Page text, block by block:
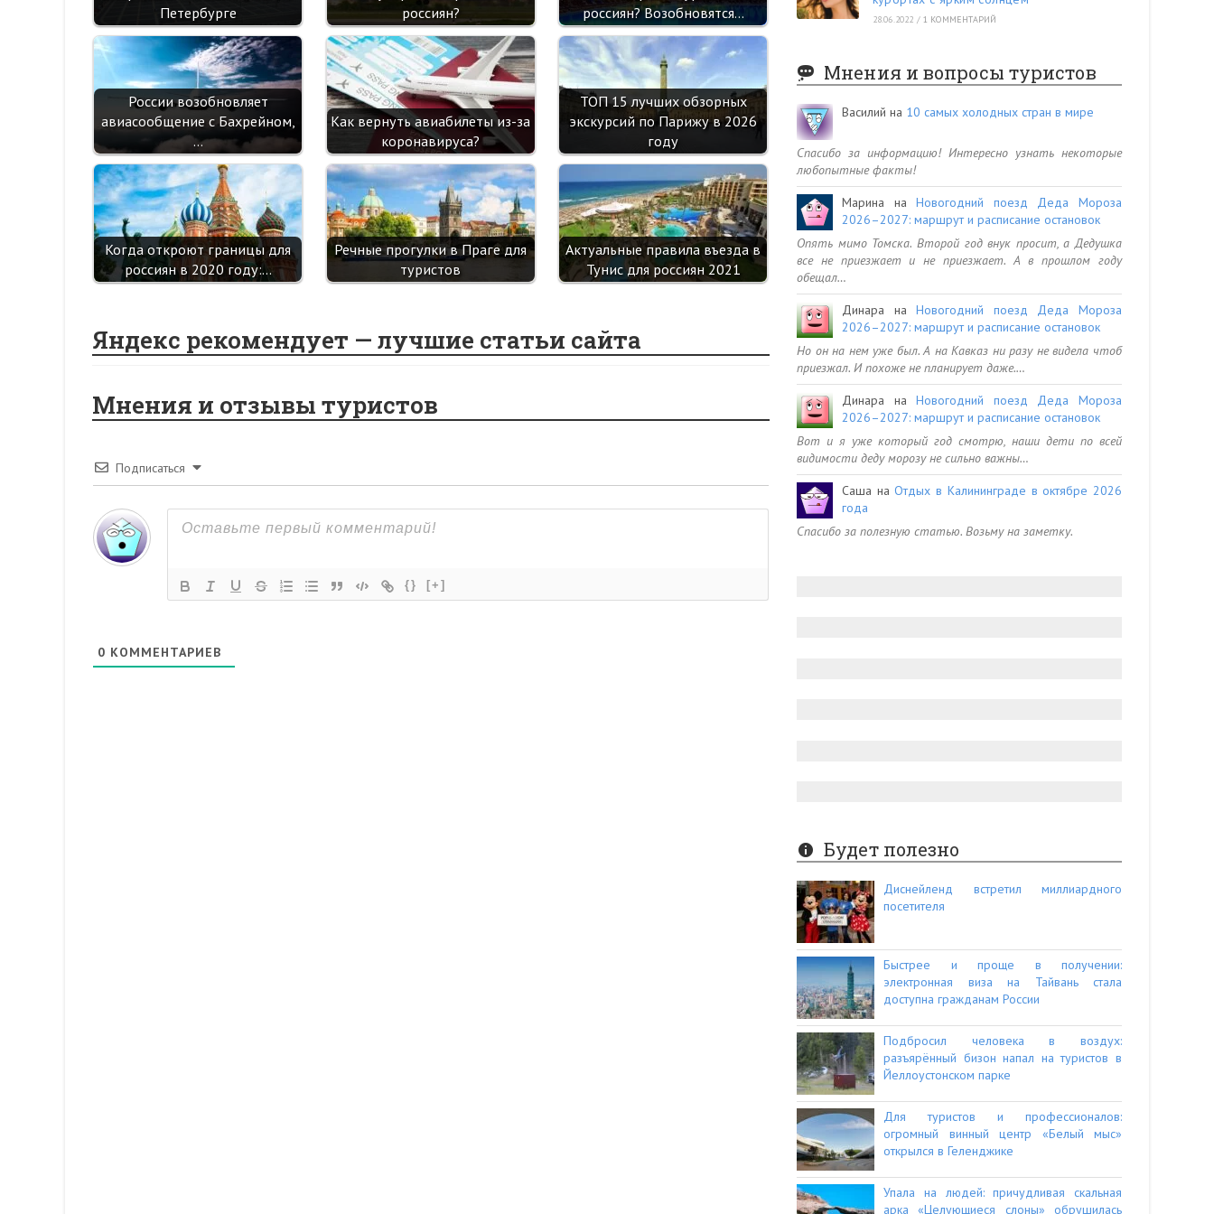
Петербурге
россиян?
россиян? Возобновятся…
России возобновляет
авиасообщение с Бахрейном,
…
Как вернуть авиабилеты из-за
коронавируса?
ТОП 15 лучших обзорных
экскурсий по Парижу в 2026
году
Когда откроют границы для
россиян в 2020 году:…
Речные прогулки в Праге для
туристов
Актуальные правила въезда в
Тунис для россиян 2021
Яндекс рекомендует — лучшие статьи сайта
Мнения и отзывы туристов
Подписаться
{} [+]
0 КОММЕНТАРИЕВ
28.06.2022 / 1 КОММЕНТАРИЙ
Мнения и вопросы туристов
Василий на 10 самых холодных стран в мире
Спасибо за информацию! Интересно узнать некоторые
любопытные факты!
Марина наНовогодний поезд Деда Мороза
2026–2027: маршрут и расписание остановок
Опять мимо Томска. Второй год внук просит, а Дедушка
все не приезжает и не приезжает. А в прошлом году
обещал…
Динара наНовогодний поезд Деда Мороза
2026–2027: маршрут и расписание остановок
Но он на нем уже был. А на Кавказ ни разу не видела чтоб
приезжал. И похоже не планирует даже.…
Динара наНовогодний поезд Деда Мороза
2026–2027: маршрут и расписание остановок
Вот и я уже который год смотрю, наши дети по всей
видимости деду морозу не сильно важны…
Саша наОтдых в Калининграде в октябре 2026
года
Спасибо за полезную статью. Возьму на заметку.
Будет полезно
Диснейленд встретил миллиардного
посетителя
Быстрее и проще в получении:
электронная виза на Тайвань стала
доступна гражданам России
Подбросил человека в воздух:
разъярённый бизон напал на туристов в
Йеллоустонском парке
Для туристов и профессионалов:
огромный винный центр «Белый мыс»
открылся в Геленджике
Упала на людей: причудливая скальная
арка «Целующиеся слоны» обрушилась